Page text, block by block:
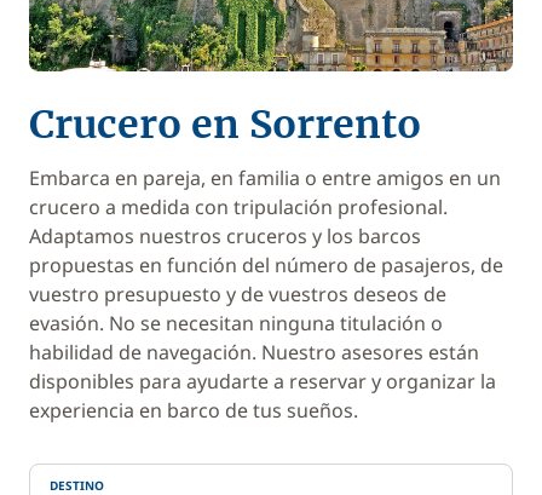
Crucero en Sorrento
Embarca en pareja, en familia o entre amigos en un
crucero a medida con tripulación profesional.
Adaptamos nuestros cruceros y los barcos
propuestas en función del número de pasajeros, de
vuestro presupuesto y de vuestros deseos de
evasión. No se necesitan ninguna titulación o
habilidad de navegación. Nuestro asesores están
disponibles para ayudarte a reservar y organizar la
experiencia en barco de tus sueños.
DESTINO